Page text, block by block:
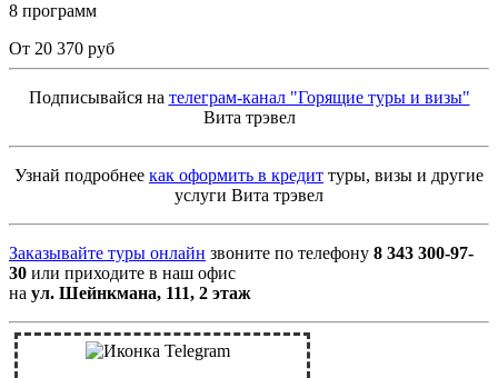
8 программ
От 20 370 руб
Подписывайся на телеграм-канал "Горящие туры и визы"
Вита трэвел
Узнай подробнее как оформить в кредит туры, визы и другие
услуги Вита трэвел
Заказывайте туры онлайн звоните по телефону 8 343 300-97-
30 или приходите в наш офис
на ул. Шейнкмана, 111, 2 этаж